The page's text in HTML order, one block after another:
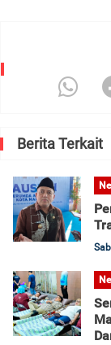
Berita Terkait